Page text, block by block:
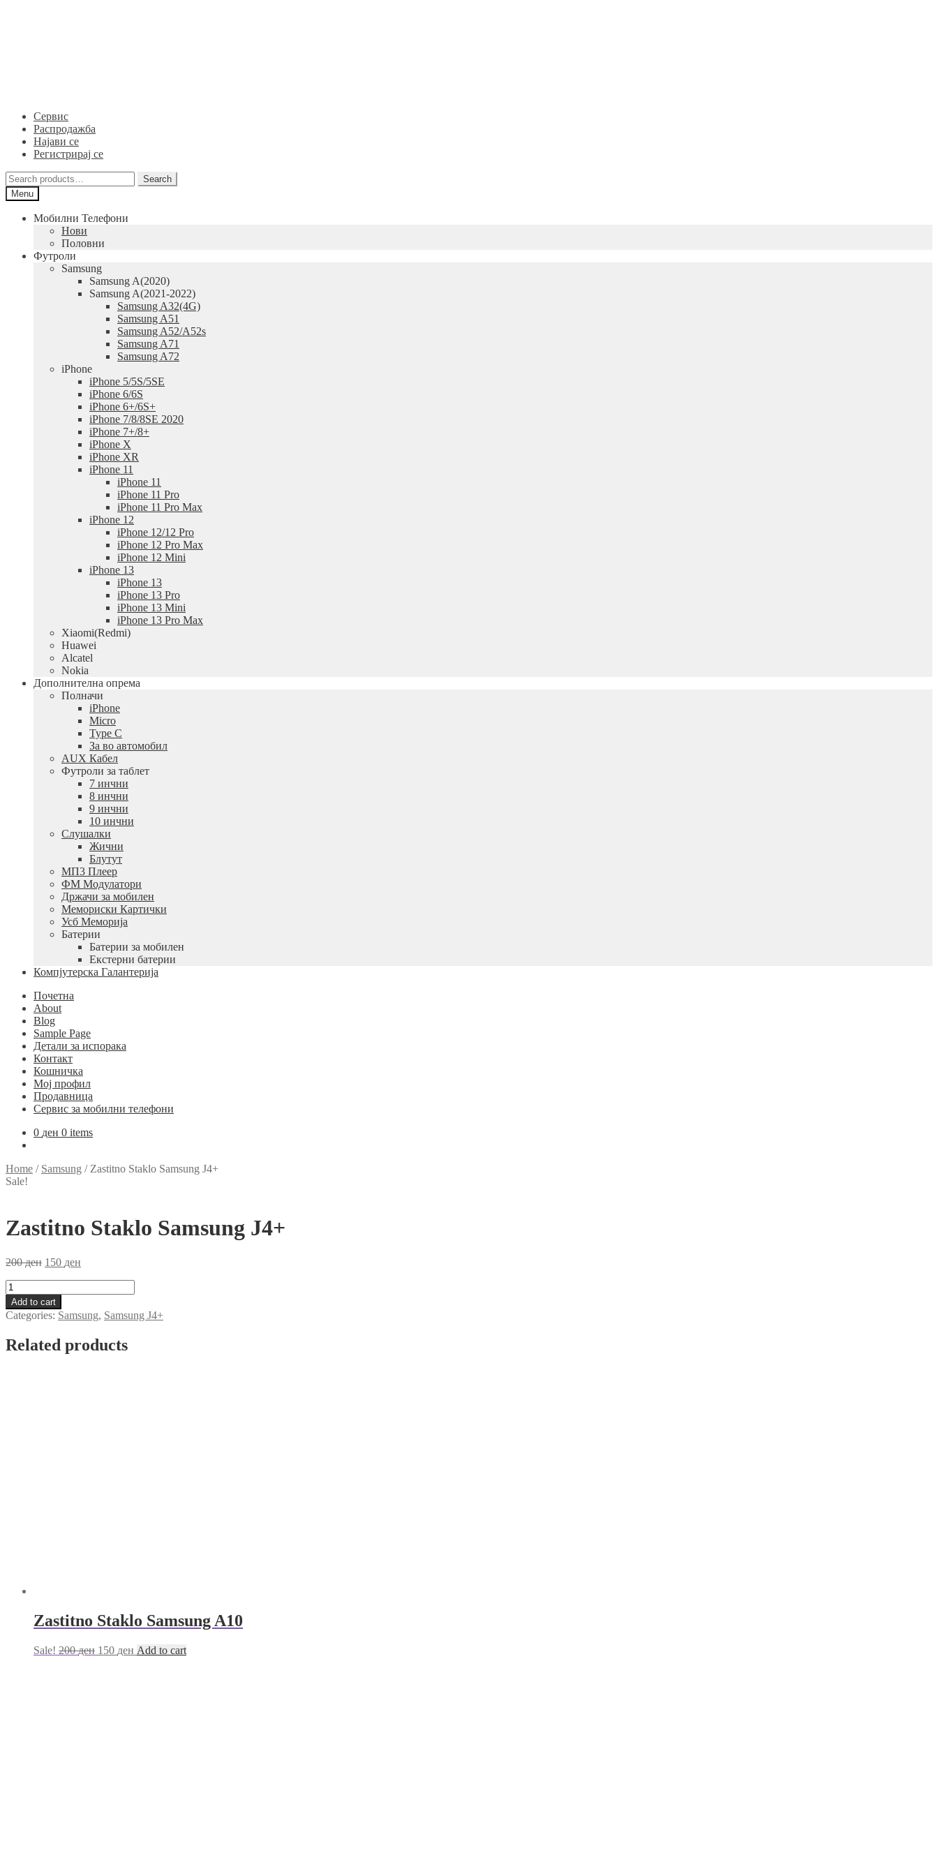
Сервис
Распродажба
Најави се
Регистрирај се
Search
for:
Search
Menu
Мобилни Телефони
Нови
Половни
Футроли
Samsung
Samsung A(2020)
Samsung A(2021-2022)
Samsung A32(4G)
Samsung A51
Samsung A52/A52s
Samsung A71
Samsung A72
iPhone
iPhone 5/5S/5SE
iPhone 6/6S
iPhone 6+/6S+
iPhone 7/8/8SE 2020
iPhone 7+/8+
iPhone X
iPhone XR
iPhone 11
iPhone 11
iPhone 11 Pro
iPhone 11 Pro Max
iPhone 12
iPhone 12/12 Pro
iPhone 12 Pro Max
iPhone 12 Mini
iPhone 13
iPhone 13
iPhone 13 Pro
iPhone 13 Mini
iPhone 13 Pro Max
Xiaomi(Redmi)
Huawei
Alcatel
Nokia
Дополнителна опрема
Полначи
iPhone
Micro
Type C
За во автомобил
AUX Кабел
Футроли за таблет
7 инчни
8 инчни
9 инчни
10 инчни
Слушалки
Жични
Блутут
МП3 Плеер
ФМ Модулатори
Држачи за мобилен
Мемориски Картички
Усб Меморија
Батерии
Батерии за мобилен
Екстерни батерии
Компјутерска Галантерија
Почетна
About
Blog
Sample Page
Детали за испорака
Контакт
Кошничка
Мој профил
Продавница
Сервис за мобилни телефони
0 ден 0 items
Home / Samsung / Zastitno Staklo Samsung J4+
Sale!
Zastitno Staklo Samsung J4+
200ден 150 ден
Zastitno
Staklo
Samsung
J4+
Add to cart
Categories: Samsung, Samsung J4+
Related products
Zastitno Staklo Samsung A10
Sale! 200ден 150 ден Add to cart